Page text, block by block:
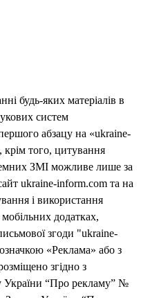
будь-яких матеріалів в
систем
абзацу на «ukraine-
того, цитування
ЗМІ можливе лише за
ukraine-inform.com та на
і використання
додатках,
згоди "ukraine-
«Реклама» або з
згідно з
України “Про рекламу” №